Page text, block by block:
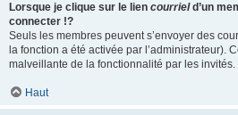
Lorsque je clique sur le lien courrield’un
connecter !?
Seuls les membres peuvent s’envoyer des
la fonction a été activée par l’administrateur).
malveillante de la fonctionnalité par les invités.
Haut